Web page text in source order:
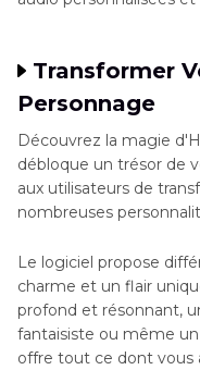
Transformer
Personnage
Découvrez la magie
débloque un trésor de
aux utilisateurs de
nombreuses
Le logiciel propose
charme et un flair
profond et résonnant,
fantaisiste ou même
offre tout ce dont vous